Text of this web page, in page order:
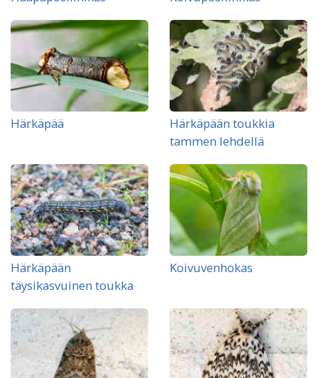
Härkäpää
Härkäpään toukkia
tammen lehdellä
Härkäpään
täysikasvuinen toukka
Koivuvenhokas